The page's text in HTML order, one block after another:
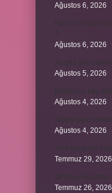
Ağustos 6, 2026
Ağustos 6, 2026
Ağustos 5, 2026
Ağustos 4, 2026
Ağustos 4, 2026
Temmuz 29, 2026
Temmuz 26, 2026